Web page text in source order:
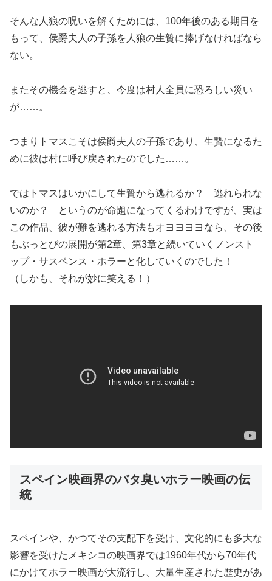
そんな人狼の呪いを解くためには、100年後のある期日を
もって、侯爵夫人の子孫を人狼の生贄に捧げなければなら
ない。
またその機会を逃すと、今度は村人全員に恐ろしい災い
が……。
つまりトマスこそは侯爵夫人の子孫であり、生贄になるた
めに彼は村に呼び戻されたのでした……。
ではトマスはいかにして生贄から逃れるか？ 逃れられな
いのか？ というのが命題になってくるわけですが、実は
この作品、彼が難を逃れる方法もオヨヨヨヨなら、その後
もぶっとびの展開が第2章、第3章と続いていくノンスト
ップ・サスペンス・ホラーと化していくのでした！
（しかも、それが妙に笑える！）
スペイン映画界のバタ臭いホラー映画の伝
統
スペインや、かつてその支配下を受け、文化的にも多大な
影響を受けたメキシコの映画界では1960年代から70年代
にかけてホラー映画が大流行し、大量生産された歴史があ